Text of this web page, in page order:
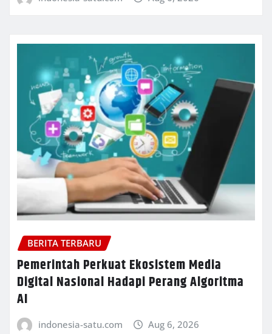
BERITA TERBARU
Pemerintah Perkuat Ekosistem Media
Digital Nasional Hadapi Perang Algoritma
AI
indonesia-satu.com Aug 6, 2026